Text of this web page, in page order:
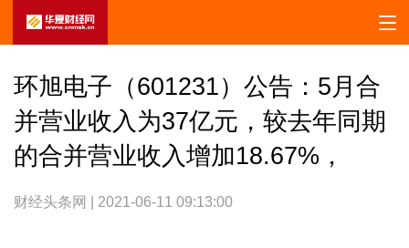
环旭电子（601231）公告：5月合
并营业收入为37亿元，较去年同期
的合并营业收入增加18.67%，
财经头条网 | 2021-06-11 09:13:00